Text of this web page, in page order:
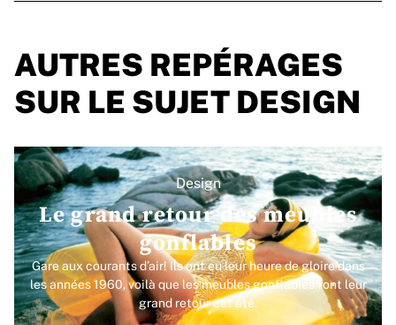
AUTRES REPÉRAGES
SUR LE SUJET DESIGN
Design
Le grand retour des meubles
gonflables
Gare aux courants d’air! Ils ont eu leur heure de gloire dans
les années 1960, voilà que les meubles gonflables font leur
grand retour cet été.